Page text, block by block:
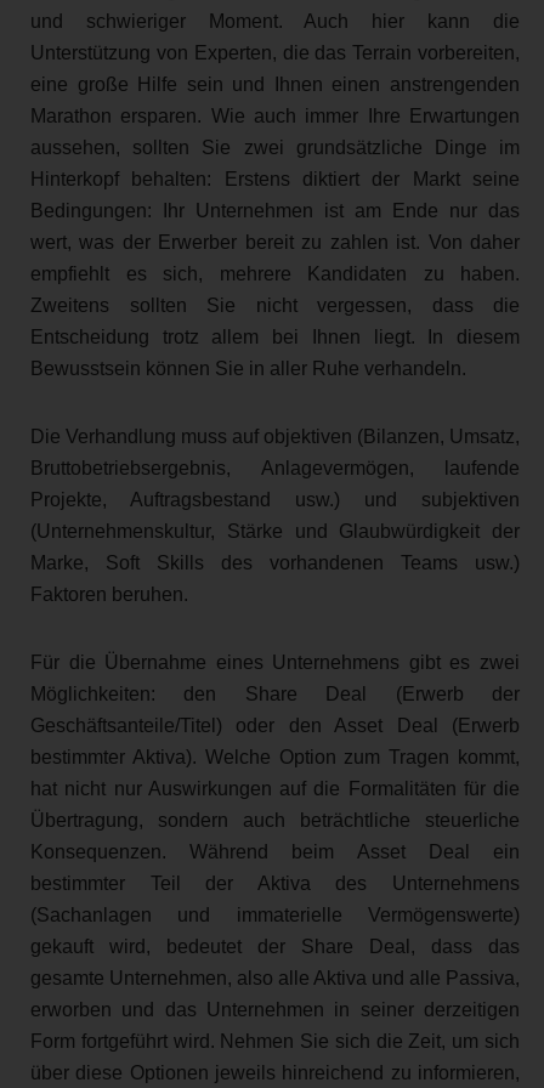
und schwieriger Moment. Auch hier kann die
Unterstützung von Experten, die das Terrain vorbereiten,
eine große Hilfe sein und Ihnen einen anstrengenden
Marathon ersparen. Wie auch immer Ihre Erwartungen
aussehen, sollten Sie zwei grundsätzliche Dinge im
Hinterkopf behalten: Erstens diktiert der Markt seine
Bedingungen: Ihr Unternehmen ist am Ende nur das
wert, was der Erwerber bereit zu zahlen ist. Von daher
empfiehlt es sich, mehrere Kandidaten zu haben.
Zweitens sollten Sie nicht vergessen, dass die
Entscheidung trotz allem bei Ihnen liegt. In diesem
Bewusstsein können Sie in aller Ruhe verhandeln.
Die Verhandlung muss auf objektiven (Bilanzen, Umsatz,
Bruttobetriebsergebnis, Anlagevermögen, laufende
Projekte, Auftragsbestand usw.) und subjektiven
(Unternehmenskultur, Stärke und Glaubwürdigkeit der
Marke, Soft Skills des vorhandenen Teams usw.)
Faktoren beruhen.
Für die Übernahme eines Unternehmens gibt es zwei
Möglichkeiten: den Share Deal (Erwerb der
Geschäftsanteile/Titel) oder den Asset Deal (Erwerb
bestimmter Aktiva). Welche Option zum Tragen kommt,
hat nicht nur Auswirkungen auf die Formalitäten für die
Übertragung, sondern auch beträchtliche steuerliche
Konsequenzen. Während beim Asset Deal ein
bestimmter Teil der Aktiva des Unternehmens
(Sachanlagen und immaterielle Vermögenswerte)
gekauft wird, bedeutet der Share Deal, dass das
gesamte Unternehmen, also alle Aktiva und alle Passiva,
erworben und das Unternehmen in seiner derzeitigen
Form fortgeführt wird. Nehmen Sie sich die Zeit, um sich
über diese Optionen jeweils hinreichend zu informieren,